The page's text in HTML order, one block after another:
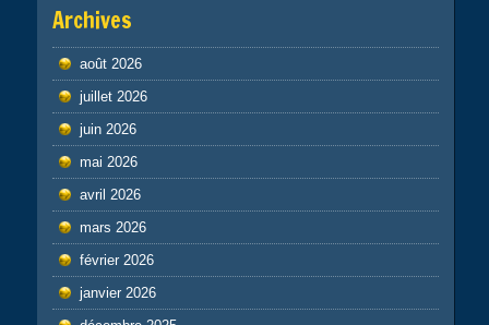
Archives
août 2026
juillet 2026
juin 2026
mai 2026
avril 2026
mars 2026
février 2026
janvier 2026